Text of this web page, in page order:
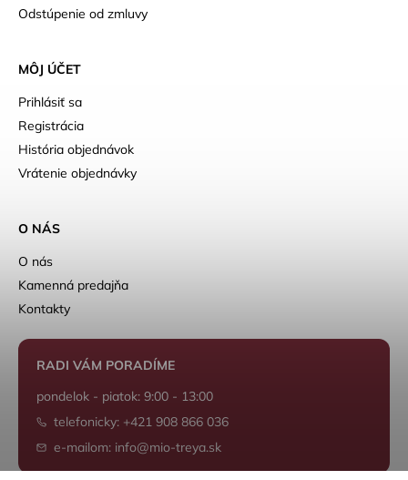
Odstúpenie od zmluvy
MÔJ ÚČET
Prihlásiť sa
Registrácia
História objednávok
Vrátenie objednávky
O NÁS
O nás
Kamenná predajňa
Kontakty
RADI VÁM PORADÍME
pondelok - piatok: 9:00 - 13:00
telefonicky: +421 908 866 036
e-mailom: info@mio-treya.sk